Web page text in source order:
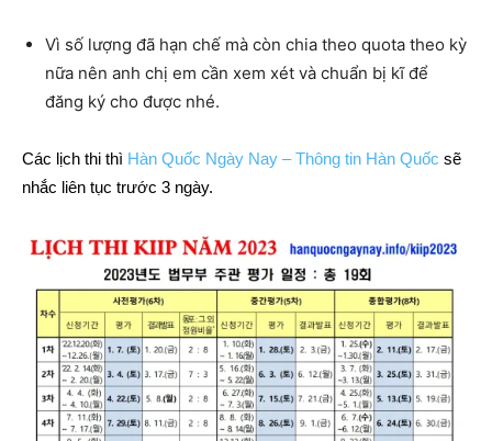
Vì số lượng đã hạn chế mà còn chia theo quota theo kỳ
nữa nên anh chị em cần xem xét và chuẩn bị kĩ để
đăng ký cho được nhé.
Các lịch thi thì Hàn Quốc Ngày Nay – Thông tin Hàn Quốc sẽ
nhắc liên tục trước 3 ngày.